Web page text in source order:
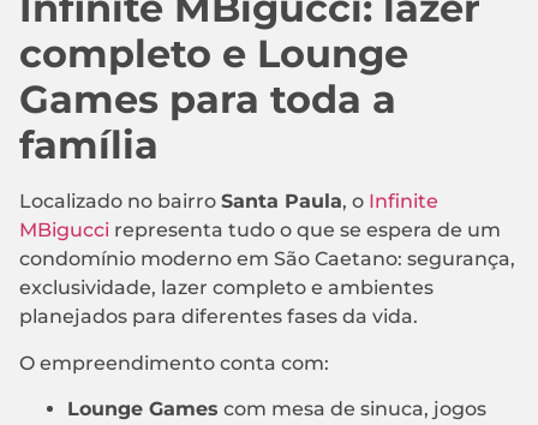
completo e Lounge
Games para toda a
família
Localizado no bairro Santa Paula, o Infinite
MBigucci representa tudo o que se espera de um
condomínio moderno em São Caetano: segurança,
exclusividade, lazer completo e ambientes
planejados para diferentes fases da vida.
O empreendimento conta com:
Lounge Games com mesa de sinuca, jogos